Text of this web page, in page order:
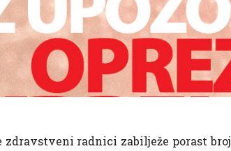
radnici zabilježe porast